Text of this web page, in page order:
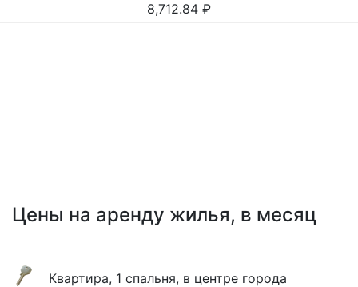
8,712.84 ₽
Цены на аренду жилья, в месяц
Квартира, 1 спальня, в центре города